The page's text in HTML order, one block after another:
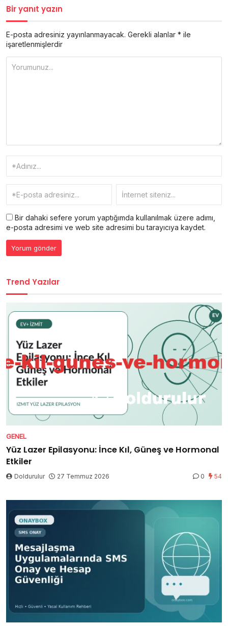
Bir yanıt yazın
E-posta adresiniz yayınlanmayacak. Gerekli alanlar * ile
işaretlenmişlerdir
Bir dahaki sefere yorum yaptığımda kullanılmak üzere adımı,
e-posta adresimi ve web site adresimi bu tarayıcıya kaydet.
Trend Yazılar
GENEL
Yüz Lazer Epilasyonu: İnce Kıl, Güneş ve Hormonal
Etkiler
Doldurulur 27 Temmuz 2026 0 54